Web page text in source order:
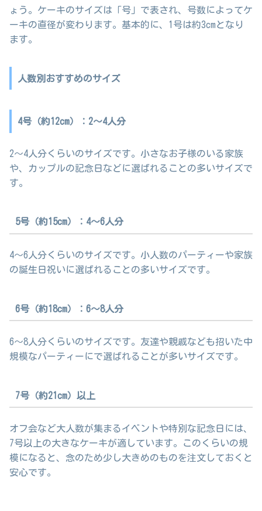
ょう。ケーキのサイズは「号」で表され、号数によってケ
ーキの直径が変わります。基本的に、1号は約3cmとなり
ます。
人数別おすすめのサイズ
4号（約12cm）：2～4人分
2～4人分くらいのサイズです。小さなお子様のいる家族
や、カップルの記念日などに選ばれることの多いサイズで
す。
5号（約15cm）：4～6人分
4～6人分くらいのサイズです。小人数のパーティーや家族
の誕生日祝いに選ばれることの多いサイズです。
6号（約18cm）：6～8人分
6～8人分くらいのサイズです。友達や親戚なども招いた中
規模なパーティーにで選ばれることが多いサイズです。
7号（約21cm）以上
オフ会など大人数が集まるイベントや特別な記念日には、
7号以上の大きなケーキが適しています。このくらいの規
模になると、念のため少し大きめのものを注文しておくと
安心です。